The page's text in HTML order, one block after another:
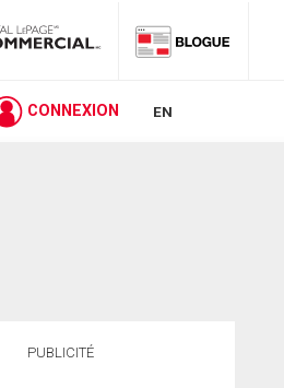
CONNEXION EN
PUBLICITÉ